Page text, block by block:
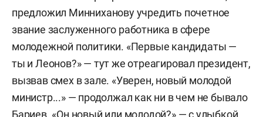
предложил Минниханову учредить почетное
звание заслуженного работника в сфере
молодежной политики. «Первые кандидаты —
ты и Леонов?» — тут же отреагировал президент,
вызвав смех в зале. «Уверен, новый молодой
министр...» — продолжал как ни в чем не бывало
Бариев. «Он новый или молодой?» — с улыбкой